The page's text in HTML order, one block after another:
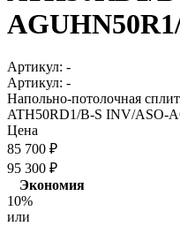
Артикул: -
Артикул: -
Напольно-потолочная
ATH50RD1/B-S INV/ASO-
Цена
85 700 ₽
95 300 ₽
Экономия
10%
или